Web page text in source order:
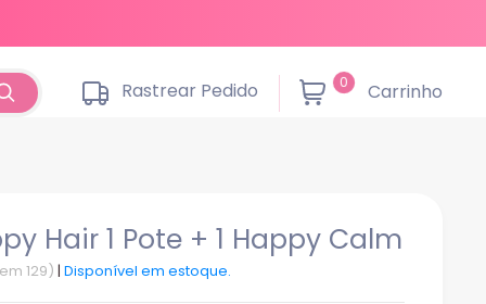
Rastrear Pedido 0 Carrinho
Hair 1 Pote + 1 Happy Calm
129) |Disponível em estoque.